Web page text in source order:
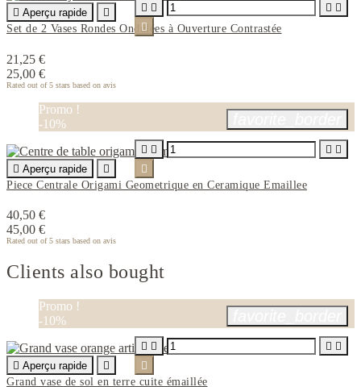
 Aperçu rapide

Set de 2 Vases Rondes Ondulées à Ouverture Contrastée
21,25 €
25,00 €
Rated out of 5 stars based on avis
   

Promo !
-10%
 Aperçu rapide

Piece Centrale Origami Geometrique en Ceramique Emaillee
40,50 €
45,00 €
Rated out of 5 stars based on avis
   

Clients also bought
Promo !
-10%
 Aperçu rapide

Grand vase de sol en terre cuite émaillée
   
